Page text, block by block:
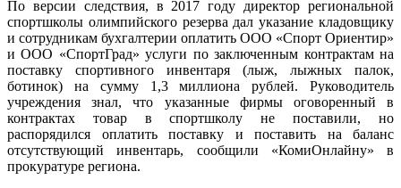
По версии следствия, в 2017 году директор региональной
спортшколы олимпийского резерва дал указание кладовщику
и сотрудникам бухгалтерии оплатить ООО «Спорт Ориентир»
и ООО «СпортГрад» услуги по заключенным контрактам на
поставку спортивного инвентаря (лыж, лыжных палок,
ботинок) на сумму 1,3 миллиона рублей. Руководитель
учреждения знал, что указанные фирмы оговоренный в
контрактах товар в спортшколу не поставили, но
распорядился оплатить поставку и поставить на баланс
отсутствующий инвентарь, сообщили «КомиОнлайну» в
прокуратуре региона.